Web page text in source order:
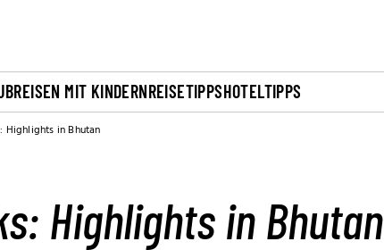
REISEN MIT KINDERNREISETIPPSHOTELTIPPS
Highlights in Bhutan
Highlights in Bhutan